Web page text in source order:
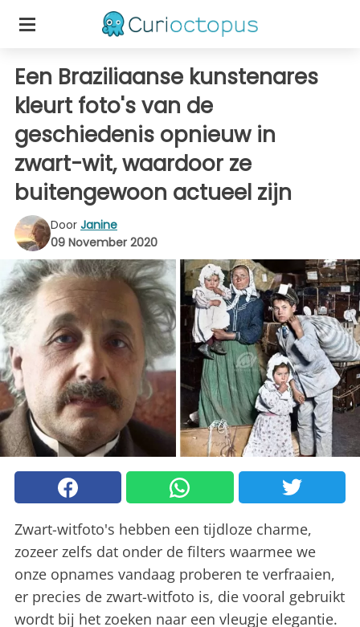
Een Braziliaanse kunstenares
kleurt foto's van de
geschiedenis opnieuw in
zwart-wit, waardoor ze
buitengewoon actueel zijn
Door Janine
09 November 2020
Zwart-witfoto's hebben een tijdloze charme,
zozeer zelfs dat onder de filters waarmee we
onze opnames vandaag proberen te verfraaien,
er precies de zwart-witfoto is, die vooral gebruikt
wordt bij het zoeken naar een vleugje elegantie.